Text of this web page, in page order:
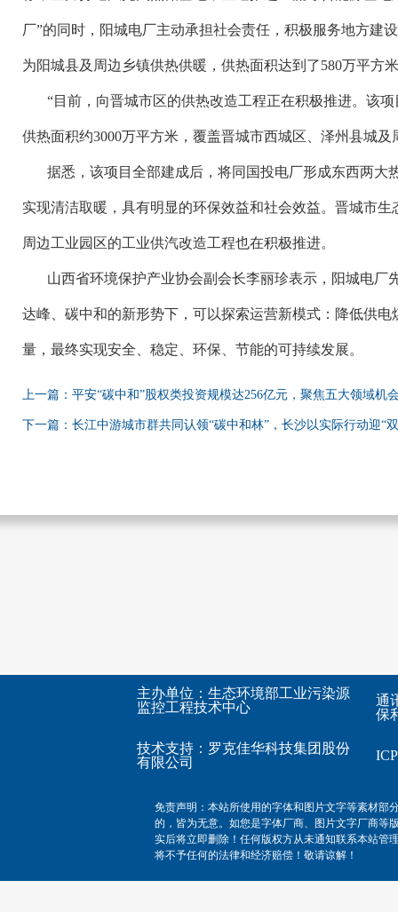
厂”的同时，阳城电厂主动承担社会责任，积极服务地方建
为阳城县及周边乡镇供热供暖，供热面积达到了580万平方
“目前，向晋城市区的供热改造工程正在积极推进。该
供热面积约3000万平方米，覆盖晋城市西城区、泽州县城及
据悉，该项目全部建成后，将同国投电厂形成东西两大
实现清洁取暖，具有明显的环保效益和社会效益。晋城市
周边工业园区的工业供汽改造工程也在积极推进。
山西省环境保护产业协会副会长李丽珍表示，阳城电厂
达峰、碳中和的新形势下，可以探索运营新模式：降低供
量，最终实现安全、稳定、环保、节能的可持续发展。
上一篇：平安“碳中和”股权类投资规模达256亿元，聚焦五大领域机
下一篇：长江中游城市群共同认领“碳中和林”，长沙以实际行动迎“
主办单位：生态环境部工业污染源
监控工程技术中心
技术支持： 罗克佳华科技集团股份
有限公司
通
保
免责声明：本站所使用的字体和图片文字等素材部
的，皆为无意。如您是字体厂商、图片文字厂商等
实后将立即删除！任何版权方从未通知联系本站管
将不予任何的法律和经济赔偿！敬请谅解！